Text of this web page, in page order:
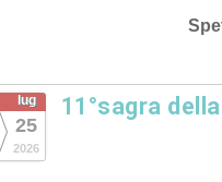
lug
25
2026
11°sagra